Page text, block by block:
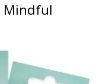
Mindful